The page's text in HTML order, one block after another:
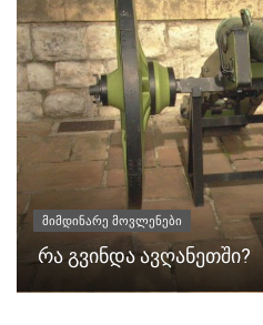
მიმდინარე მოვლენები
რა გვინდა ავღანეთში?